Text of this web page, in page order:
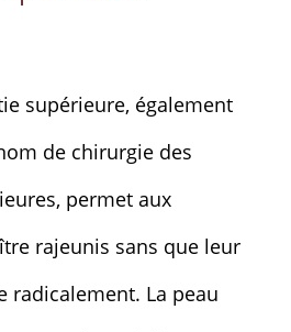
supérieure, également
de chirurgie des
permet aux
rajeunis sans que leur
radicalement. La peau